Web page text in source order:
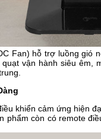
Fan) hỗ trợ luồng
vận hành siêu êm,
khiển cảm ứng hiện
phẩm còn có remote